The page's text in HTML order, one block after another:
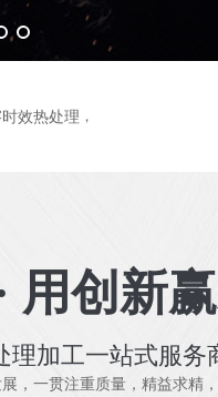
效热处理 ，
用创新
理加工一站式服务
，一贯注重质量，精益求精